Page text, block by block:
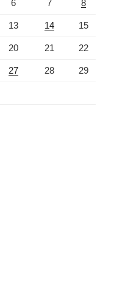
6 7 8
13 14 15
20 21 22
27 28 29